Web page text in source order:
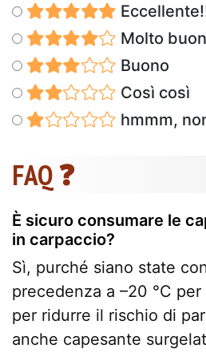
Molto
Buono
Così così
hmmm,
FAQ ❓
È sicuro consumare le
in carpaccio?
Sì, purché siano state
precedenza a –20 °C
per ridurre il rischio di
anche capesante